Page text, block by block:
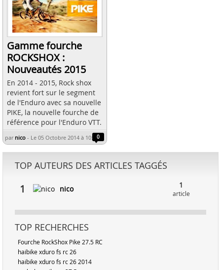
Gamme fourche
ROCKSHOX :
Nouveautés 2015
En 2014 - 2015, Rock shox
revient fort sur le segment
de l'Enduro avec sa nouvelle
PIKE, la nouvelle fourche de
référence pour l'Enduro VTT.
par nico - Le 05 Octobre 2014 à 10:530
TOP AUTEURS DES ARTICLES TAGGÉS
1 nico 1
article
TOP RECHERCHES
Fourche RockShox Pike 27.5 RC
haibike xduro fs rc 26
haibike xduro fs rc 26 2014